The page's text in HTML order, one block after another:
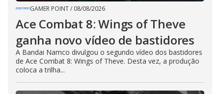
GAMER POINT/ 08/08/2026
Ace Combat 8: Wings of Theve
ganha novo vídeo de bastidores
A Bandai Namco divulgou o segundo vídeo dos bastidores
de Ace Combat 8: Wings of Theve. Desta vez, a produção
coloca a trilha...